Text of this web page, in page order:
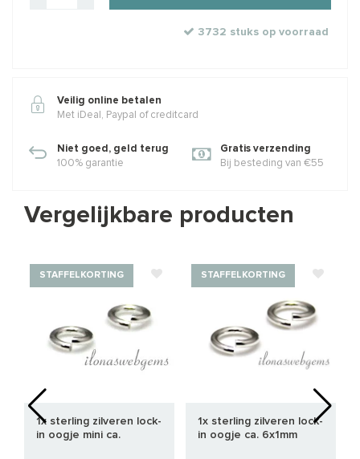
3732 stuks op voorraad
Veilig online betalen
Met iDeal, Paypal of creditcard
Niet goed, geld terug
100% garantie
Gratis verzending
Bij besteding van €55
Vergelijkbare producten
STAFFELKORTING
1x sterling zilveren lock-
in oogje mini ca.
STAFFELKORTING
1x sterling zilveren lock-
in oogje ca. 6x1mm